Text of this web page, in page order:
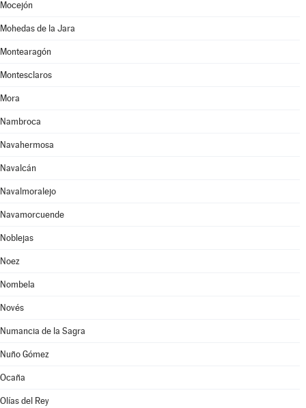
Mocejón
Mohedas de la Jara
Montearagón
Montesclaros
Mora
Nambroca
Navahermosa
Navalcán
Navalmoralejo
Navamorcuende
Noblejas
Noez
Nombela
Novés
Numancia de la Sagra
Nuño Gómez
Ocaña
Olías del Rey